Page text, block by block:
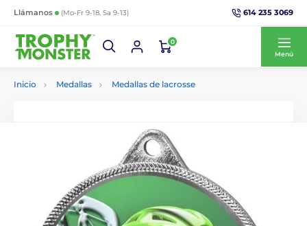
Llámanos (Mo-Fr 9-18, Sa 9-13) 614 235 3069
0
Menú
Inicio Medallas Medallas de lacrosse